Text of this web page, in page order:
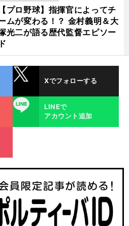
【プロ野球】指揮官によってチ
ムが変わる！？ 金村義明＆大
光二が語る歴代監督エピソー
ド
動画
Xでフォローする
LINE
LINEで
アカウント追加